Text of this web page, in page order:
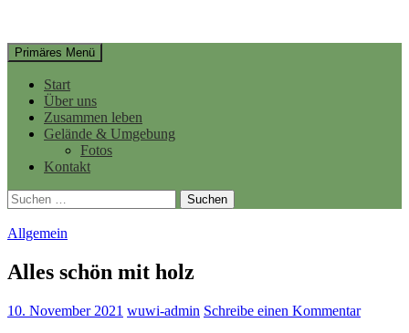
Suchen
Primäres Menü
zum
Start
Über uns
Zusammen leben
Gelände & Umgebung
Fotos
Kontakt
Suchen
nach:
Allgemein
Alles schön mit holz
10. November 2021 wuwi-admin Schreibe einen Kommentar